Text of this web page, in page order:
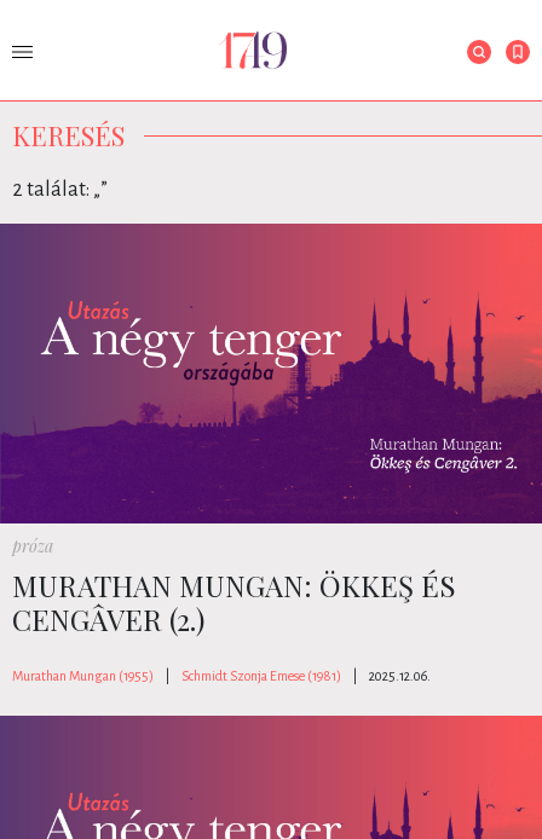
KERESÉS
2 találat: „”
próza
MURATHAN MUNGAN: ÖKKEŞ ÉS
CENGÂVER (2.)
Murathan Mungan (1955) Schmidt Szonja Emese (1981) 2025.12.06.